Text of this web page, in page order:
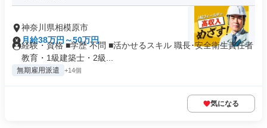
神奈川県相模原市
月給38万円～50万円
経験・資格 ■学歴 不問 ■活かせるスキル 職長･安全衛生責任者
教育・1級建築士・2級...
無期雇用派遣 +14個
気になる